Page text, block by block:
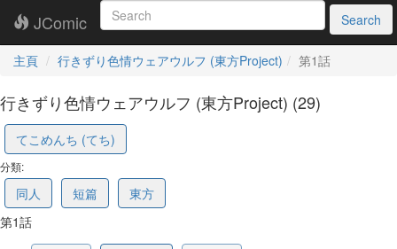
JComic Search
主頁 行きずり色情ウェアウルフ (東方Project) 第1話
行きずり色情ウェアウルフ (東方Project) (29)
てこめんち (てち)
分類:
同人 短篇
東方
第1話